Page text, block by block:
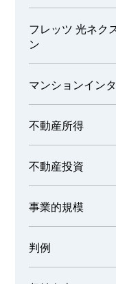
フレッツ 光ネク
ン
マンションイン
不動産所得
不動産投資
事業的規模
判例